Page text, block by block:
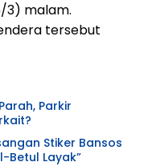
3) malam.
tersebut
Parkir
Stiker Bansos
Betul Layak”